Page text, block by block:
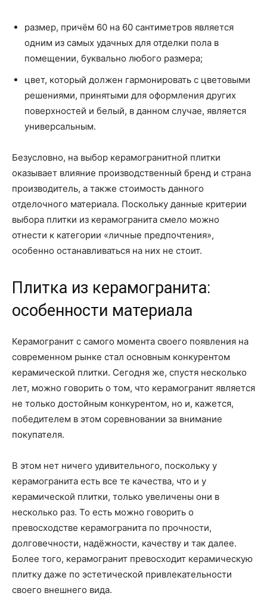
размер, причём 60 на 60 сантиметров является
одним из самых удачных для отделки пола в
помещении, буквально любого размера;
цвет, который должен гармонировать с цветовыми
решениями, принятыми для оформления других
поверхностей и белый, в данном случае, является
универсальным.
Безусловно, на выбор керамогранитной плитки
оказывает влияние производственный бренд и страна
производитель, а также стоимость данного
отделочного материала. Поскольку данные критерии
выбора плитки из керамогранита смело можно
отнести к категории «личные предпочтения»,
особенно останавливаться на них не стоит.
Плитка из керамогранита:
особенности материала
Керамогранит с самого момента своего появления на
современном рынке стал основным конкурентом
керамической плитки. Сегодня же, спустя несколько
лет, можно говорить о том, что керамогранит является
не только достойным конкурентом, но и, кажется,
победителем в этом соревновании за внимание
покупателя.
В этом нет ничего удивительного, поскольку у
керамогранита есть все те качества, что и у
керамической плитки, только увеличены они в
несколько раз. То есть можно говорить о
превосходстве керамогранита по прочности,
долговечности, надёжности, качеству и так далее.
Более того, керамогранит превосходит керамическую
плитку даже по эстетической привлекательности
своего внешнего вида.